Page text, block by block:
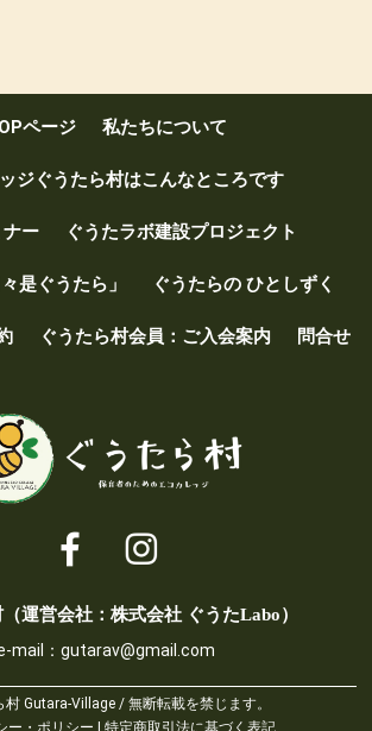
o
o
k
ページ 私たちについて
ジぐうたら村はこんなところです
ー ぐうたラボ建設プロジェクト
是ぐうたら」 ぐうたらの ひとしずく
ぐうたら村会員：ご入会案内 問合せ
運営会社：株式会社 ぐうたLabo）
mail： gutarav@gmail.com
村 Gutara-Village / 無断転載を禁じます。
ー・ポリシー | 特定商取引法に基づく表記